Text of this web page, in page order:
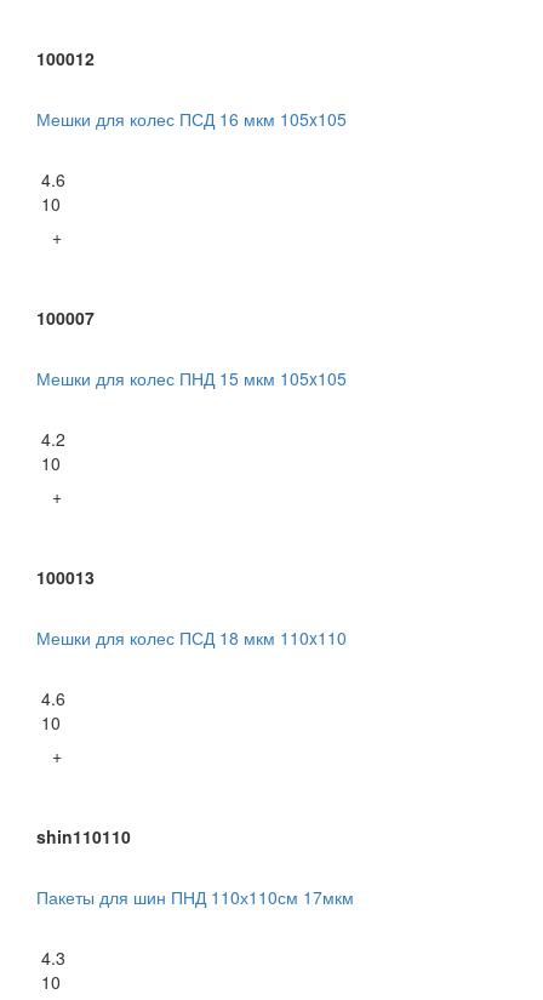
100012
Мешки для колес ПСД 16 мкм 105x105
4.6
10
+
100007
Мешки для колес ПНД 15 мкм 105x105
4.2
10
+
100013
Мешки для колес ПСД 18 мкм 110x110
4.6
10
+
shin110110
Пакеты для шин ПНД 110х110см 17мкм
4.3
10